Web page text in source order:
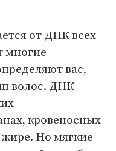
от ДНК всех
многие
вас,
волос. ДНК
кровеносных
Но мягкие